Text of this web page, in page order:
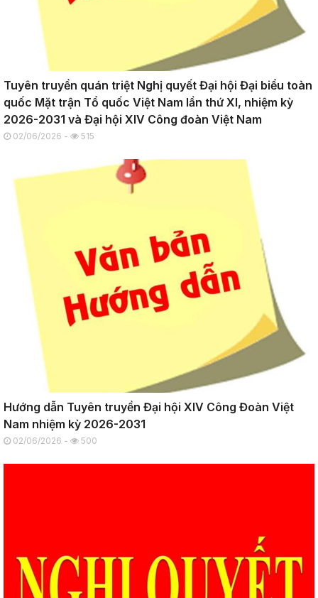
Tuyên truyền quán triệt Nghị quyết Đại hội Đại biểu toàn
quốc Mặt trận Tổ quốc Việt Nam lần thứ XI, nhiệm kỳ
2026-2031 và Đại hội XIV Công đoàn Việt Nam
02/06/2026 - 515
Hướng dẫn Tuyên truyền Đại hội XIV Công Đoàn Việt
Nam nhiệm kỳ 2026-2031
02/06/2026 - 500